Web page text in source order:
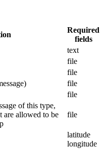
Required
fields
text
file
file
file
file
of this type,
are allowed to be
file
latitude
longitude